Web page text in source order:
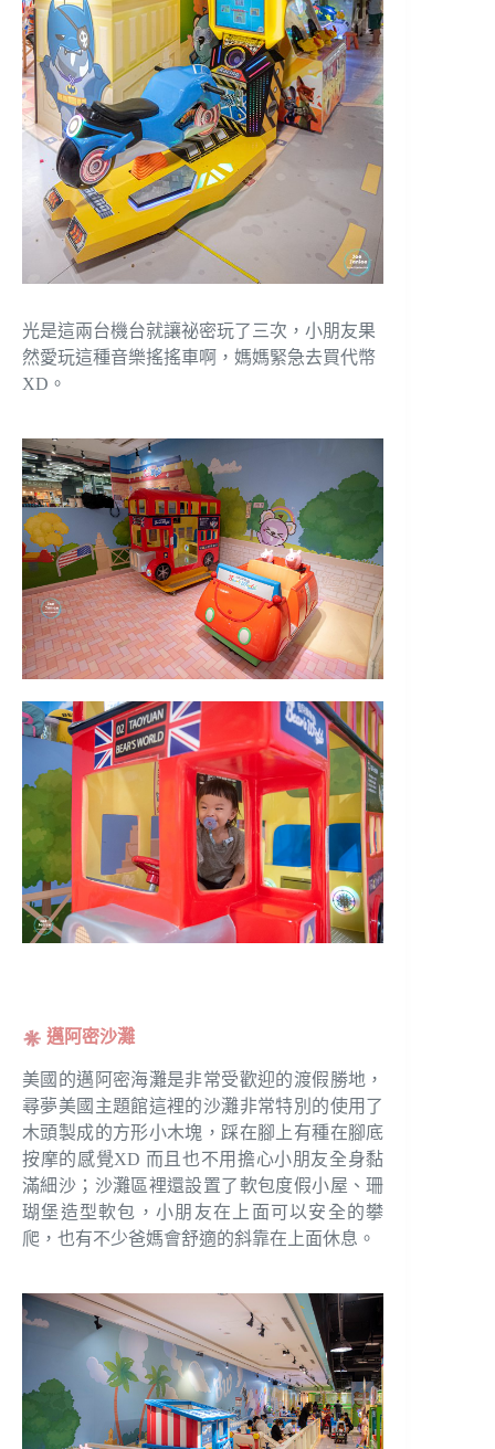
光是這兩台機台就讓祕密玩了三次，小朋友果
然愛玩這種音樂搖搖車啊，媽媽緊急去買代幣
XD。
邁阿密沙灘
美國的邁阿密海灘是非常受歡迎的渡假勝地，
尋夢美國主題館這裡的沙灘非常特別的使用了
木頭製成的方形小木塊，踩在腳上有種在腳底
按摩的感覺XD 而且也不用擔心小朋友全身黏
滿細沙；沙灘區裡還設置了軟包度假小屋、珊
瑚堡造型軟包，小朋友在上面可以安全的攀
爬，也有不少爸媽會舒適的斜靠在上面休息。